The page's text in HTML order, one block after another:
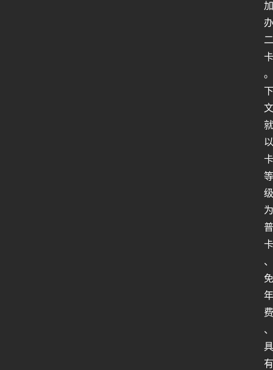
加
办
二
卡
。
下
文
就
以
卡
等
级
为
普
卡
、
免
年
费
、
具
有